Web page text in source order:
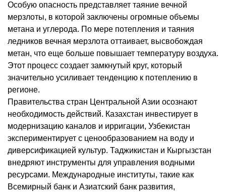
Особую опасность представляет таяние вечной
мерзлоты, в которой заключены огромные объемы
метана и углерода. По мере потепления и таяния
ледников вечная мерзлота оттаивает, высвобождая
метан, что еще больше повышает температуру воздуха.
Этот процесс создает замкнутый круг, который
значительно усиливает тенденцию к потеплению в
регионе.
Правительства стран Центральной Азии осознают
необходимость действий. Казахстан инвестирует в
модернизацию каналов и ирригации, Узбекистан
экспериментирует с ценообразованием на воду и
диверсификацией культур. Таджикистан и Кыргызстан
внедряют инструменты для управления водными
ресурсами. Международные институты, такие как
Всемирный банк и Азиатский банк развития,